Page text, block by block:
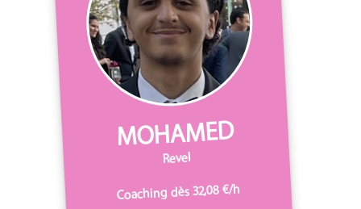
MOHAMED
Revel
Coaching dès 32,08 €/h